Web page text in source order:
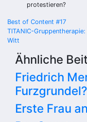
protestieren?
Best of Content #17
TITANIC-
Witt
Ähnliche
Friedrich
Furzgrundel?
Erste Frau